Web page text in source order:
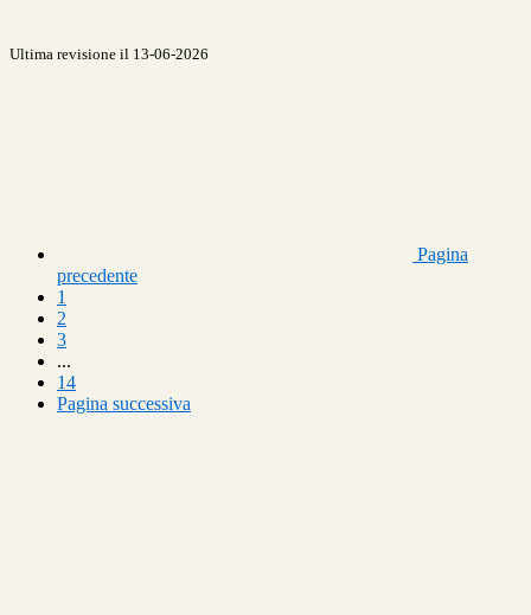
Ultima revisione il 13-06-2026
Pagina
precedente
1
2
3
...
14
Pagina successiva